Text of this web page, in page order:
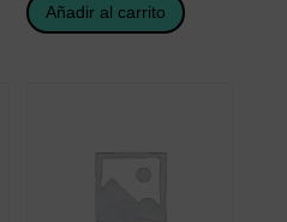
Añadir al carrito